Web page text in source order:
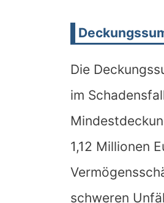
Die
im
1,12 Millionen
schweren